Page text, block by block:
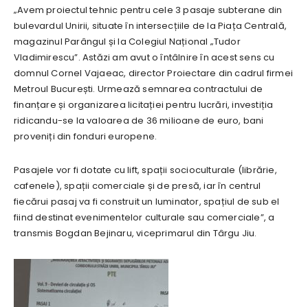
„Avem proiectul tehnic pentru cele 3 pasaje subterane din
bulevardul Unirii, situate în intersecțiile de la Piața Centrală,
magazinul Parângul și la Colegiul Național „Tudor
Vladimirescu”. Astăzi am avut o întâlnire în acest sens cu
domnul Cornel Vajaeac, director Proiectare din cadrul firmei
Metroul București. Urmează semnarea contractului de
finanțare și organizarea licitației pentru lucrări, investiția
ridicandu-se la valoarea de 36 milioane de euro, bani
proveniți din fonduri europene.
Pasajele vor fi dotate cu lift, spații socioculturale (librărie,
cafenele), spații comerciale și de presă, iar în centrul
fiecărui pasaj va fi construit un luminator, spațiul de sub el
fiind destinat evenimentelor culturale sau comerciale”, a
transmis Bogdan Bejinaru, viceprimarul din Târgu Jiu.